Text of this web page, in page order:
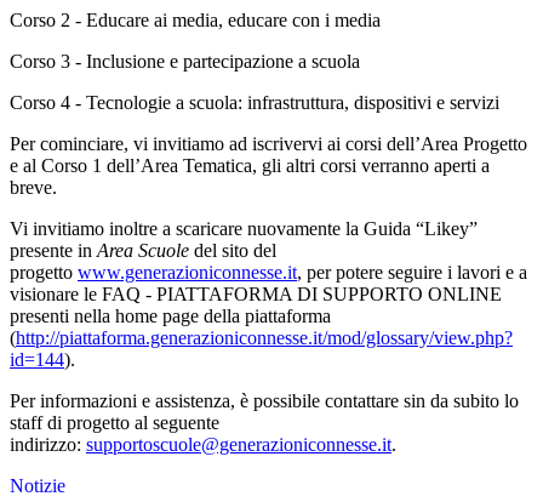
Corso 2 - Educare ai media, educare con i media
Corso 3 - Inclusione e partecipazione a scuola
Corso 4 - Tecnologie a scuola: infrastruttura, dispositivi e servizi
Per cominciare, vi invitiamo ad iscrivervi ai corsi dell’Area Progetto
e al Corso 1 dell’Area Tematica, gli altri corsi verranno aperti a
breve.
Vi invitiamo inoltre a scaricare nuovamente la Guida “Likey”
presente in Area Scuole del sito del
progetto www.generazioniconnesse.it, per potere seguire i lavori e a
visionare le FAQ - PIATTAFORMA DI SUPPORTO ONLINE
presenti nella home page della piattaforma
(http://piattaforma.generazioniconnesse.it/mod/glossary/view.php?
id=144).
Per informazioni e assistenza, è possibile contattare sin da subito lo
staff di progetto al seguente
indirizzo: supportoscuole@generazioniconnesse.it.
Notizie